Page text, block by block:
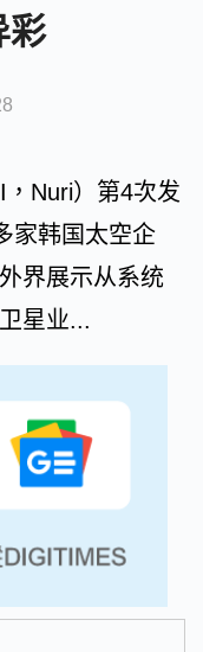
彩
Nuri）第4次发
家韩国太空企
界展示从系统
星业...